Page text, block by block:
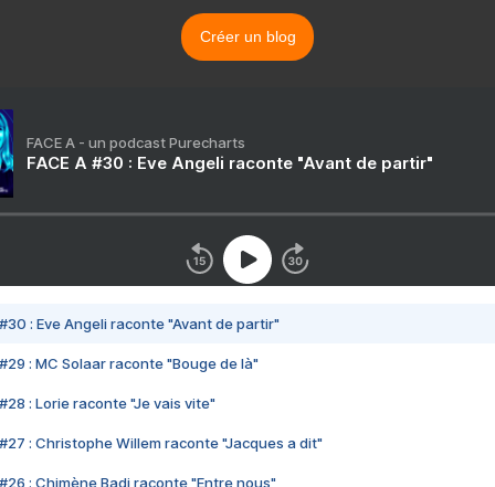
Créer un blog
FACE A - un podcast Purecharts
FACE A #30 : Eve Angeli raconte "Avant de partir"
#30 : Eve Angeli raconte "Avant de partir"
#29 : MC Solaar raconte "Bouge de là"
#28 : Lorie raconte "Je vais vite"
#27 : Christophe Willem raconte "Jacques a dit"
#26 : Chimène Badi raconte "Entre nous"